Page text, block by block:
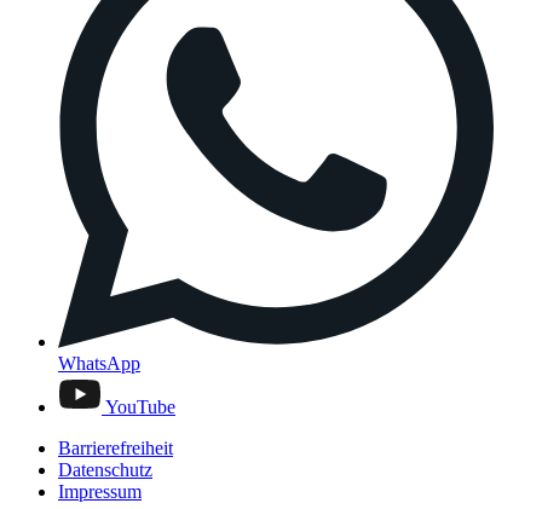
WhatsApp
YouTube
Barrierefreiheit
Datenschutz
Impressum